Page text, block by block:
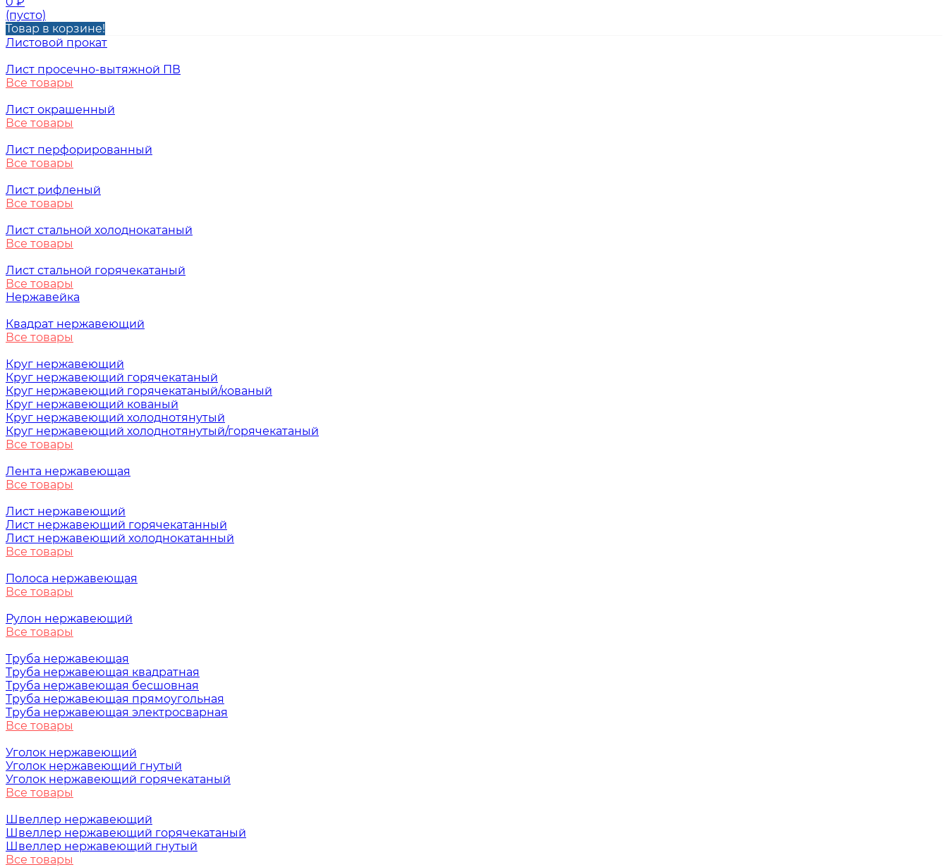
(пусто)
Товар в корзине!
Листовой прокат
Лист просечно-вытяжной ПВ
Все товары
Лист окрашенный
Все товары
Лист перфорированный
Все товары
Лист рифленый
Все товары
Лист стальной холоднокатаный
Все товары
Лист стальной горячекатаный
Все товары
Нержавейка
Квадрат нержавеющий
Все товары
Круг нержавеющий
Круг нержавеющий горячекатаный
Круг нержавеющий горячекатаный/кованый
Круг нержавеющий кованый
Круг нержавеющий холоднотянутый
Круг нержавеющий холоднотянутый/горячекатаный
Все товары
Лента нержавеющая
Все товары
Лист нержавеющий
Лист нержавеющий горячекатанный
Лист нержавеющий холоднокатанный
Все товары
Полоса нержавеющая
Все товары
Рулон нержавеющий
Все товары
Труба нержавеющая
Труба нержавеющая квадратная
Труба нержавеющая бесшовная
Труба нержавеющая прямоугольная
Труба нержавеющая электросварная
Все товары
Уголок нержавеющий
Уголок нержавеющий гнутый
Уголок нержавеющий горячекатаный
Все товары
Швеллер нержавеющий
Швеллер нержавеющий горячекатаный
Швеллер нержавеющий гнутый
Все товары